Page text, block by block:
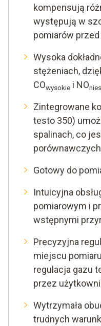
kompensują
występują w
pomiarów
Wysoka
stężeniach,
COwysokie i NO
Zintegrowane
testo 350)
spalinach, co
Gotowy do
Intuicyjna
pomiarowym i
wstępnymi
Precyzyjna
miejscu
regulacja gazu
przez
Wytrzymała
trudnych